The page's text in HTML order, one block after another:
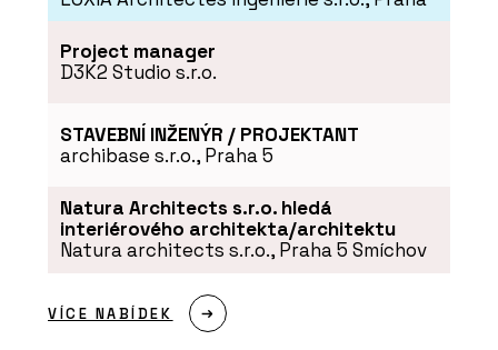
Project manager
D3K2 Studio s.r.o.
STAVEBNÍ INŽENÝR / PROJEKTANT
archibase s.r.o., Praha 5
Natura Architects s.r.o. hledá
interiérového architekta/architektu
Natura architects s.r.o., Praha 5 Smíchov
VÍCE NABÍDEK